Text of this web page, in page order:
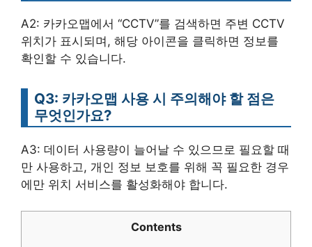
A2: 카카오맵에서 “CCTV”를 검색하면 주변 CCTV
위치가 표시되며, 해당 아이콘을 클릭하면 정보를
확인할 수 있습니다.
Q3: 카카오맵 사용 시 주의해야 할 점은
무엇인가요?
A3: 데이터 사용량이 늘어날 수 있으므로 필요할 때
만 사용하고, 개인 정보 보호를 위해 꼭 필요한 경우
에만 위치 서비스를 활성화해야 합니다.
Contents